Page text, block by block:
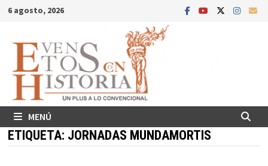
Saltar
contenido
6 agosto, 2026
MENÚ
ETIQUETA: JORNADAS MUNDAMORTIS